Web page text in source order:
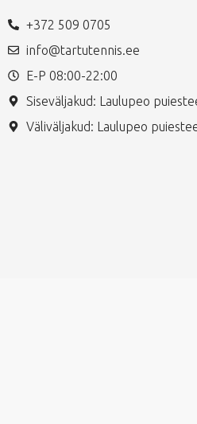
+372 509 0705
info@tartutennis.ee
E-P 08:00-22:00
Siseväljakud: Laulupeo
Väliväljakud: Laulupeo